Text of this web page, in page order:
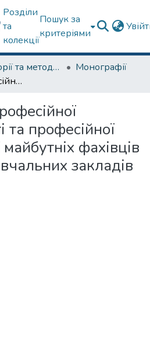
Розділи
та
колекції
Пошук за
критеріями
Кафедра теорії та методик дошкільної освіти
Монографії
Формування професійної компетентності та професійної самореалізації майбутніх фахівців дошкільних навчальних закладів
та професійної
майбутніх фахівців
закладів